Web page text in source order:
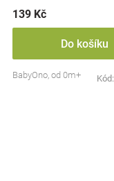
139 Kč
Do košíku
BabyOno, od 0m+ Kód: